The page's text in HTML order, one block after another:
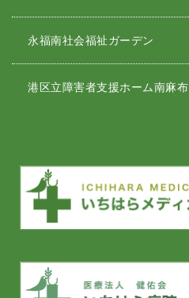
永福南社会福祉ガーデン
港区立障害者支援ホーム南麻布